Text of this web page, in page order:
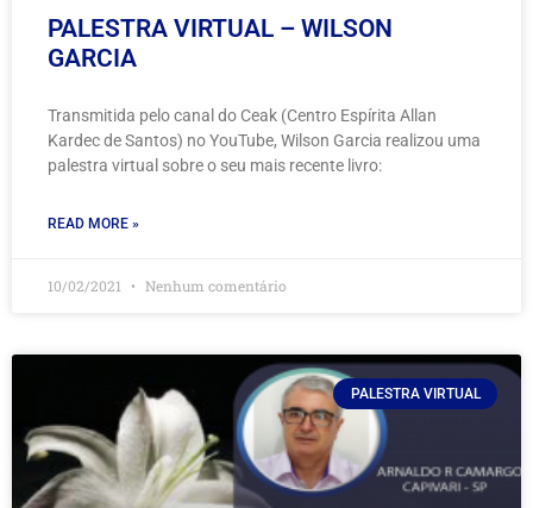
PALESTRA VIRTUAL – WILSON
GARCIA
Transmitida pelo canal do Ceak (Centro Espírita Allan
Kardec de Santos) no YouTube, Wilson Garcia realizou uma
palestra virtual sobre o seu mais recente livro:
READ MORE »
10/02/2021 Nenhum comentário
PALESTRA VIRTUAL